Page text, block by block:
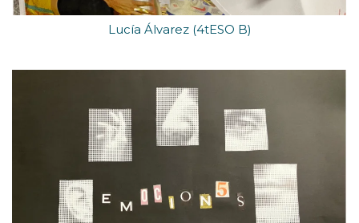
Lucía Álvarez (4tESO B)